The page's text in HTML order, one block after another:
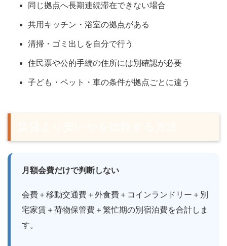
同じ拠点へ長期連続滞在できない場合
共用キッチン・浴室の拠点がある
清掃・ゴミ出しを自分で行う
住民票や公的手続の住所には別確認が必要
子ども・ペット・車の条件が拠点ごとに違う
月額会費だけで判断しない
会費＋移動交通費＋外食費＋コインランドリー＋別
宅家賃＋荷物保管費＋繁忙期の別宿泊費を合計しま
す。